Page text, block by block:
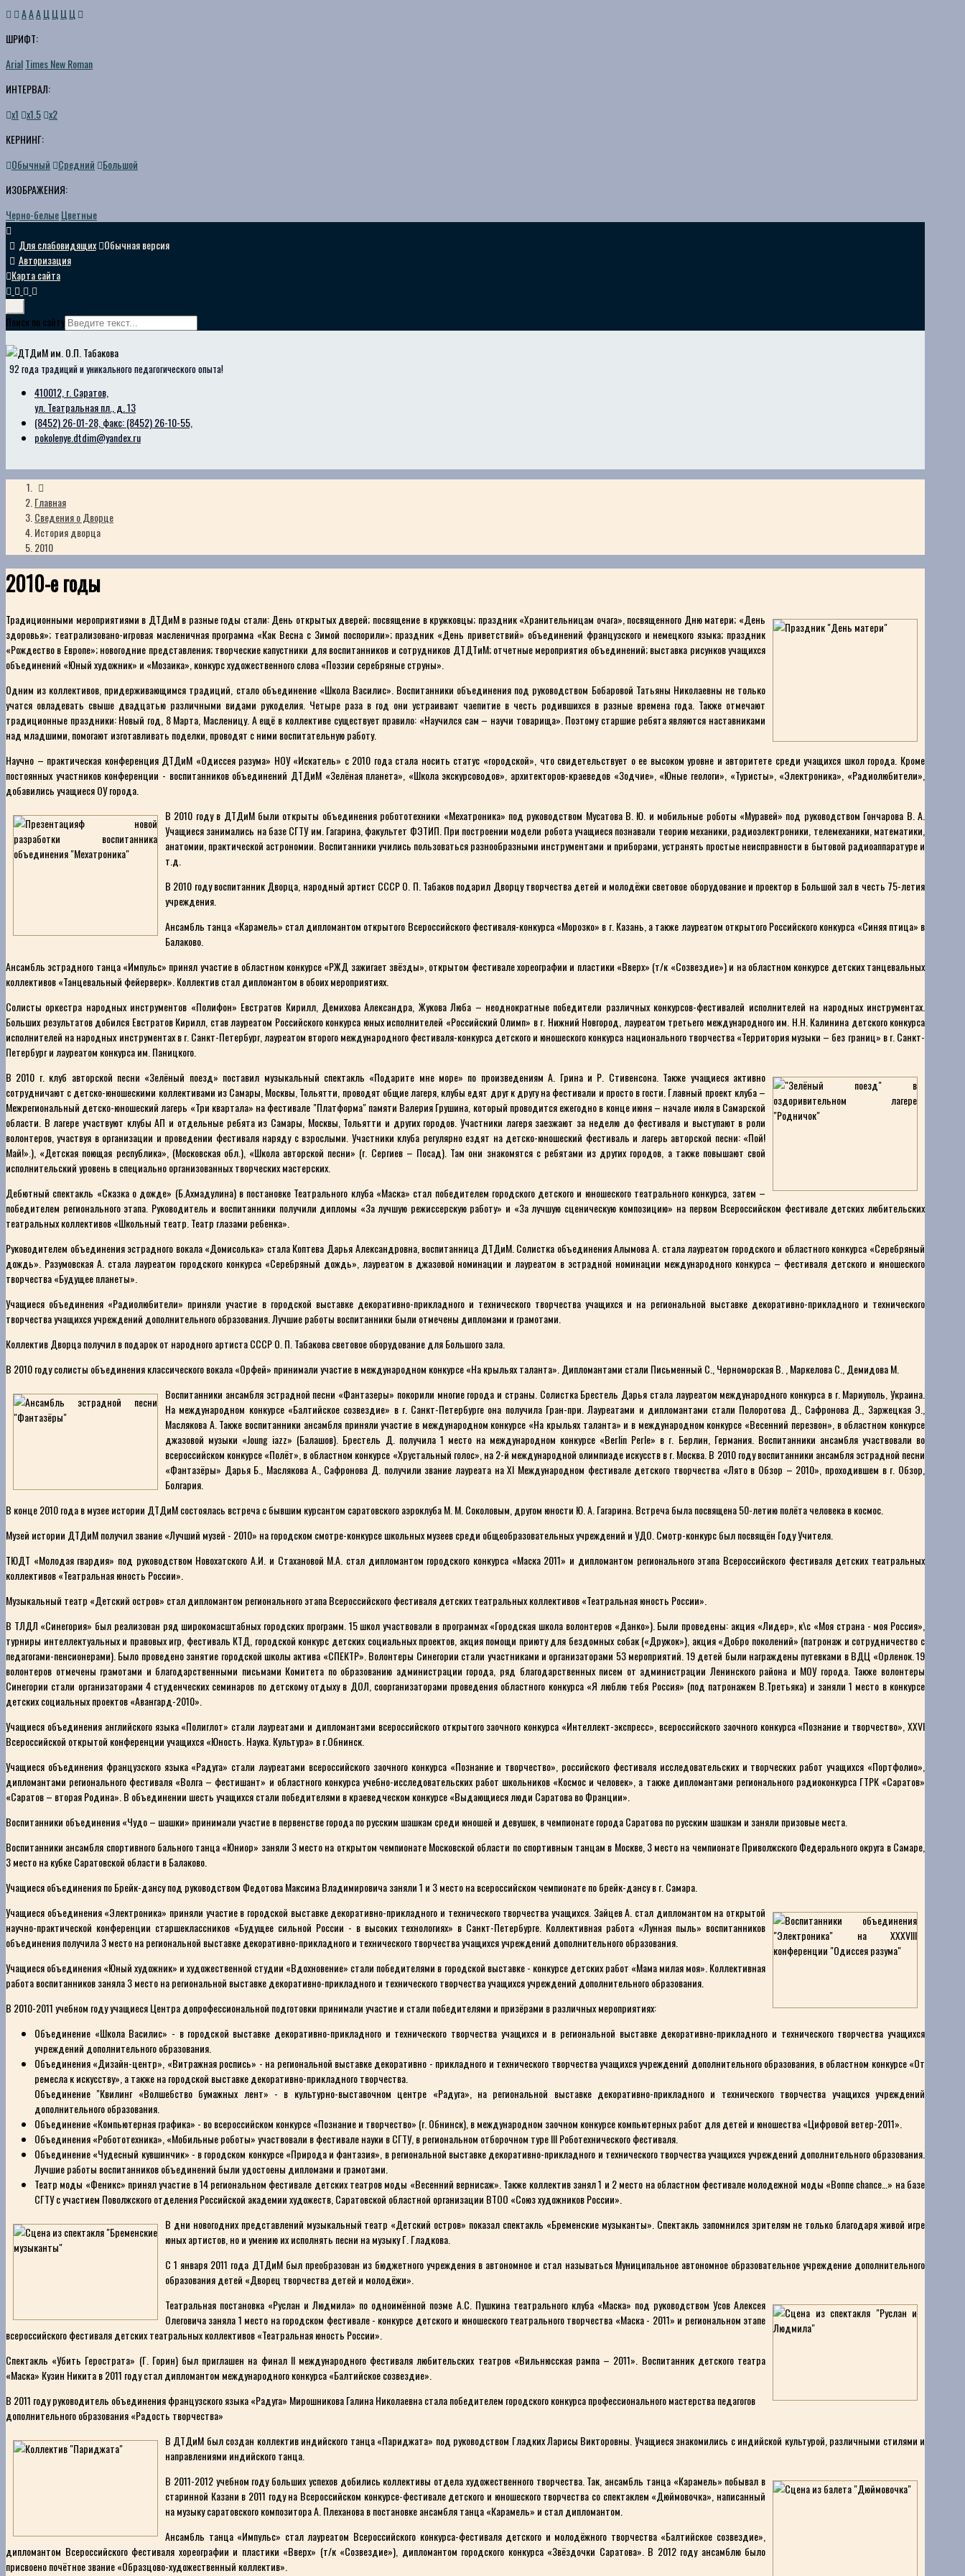
AAAЦ Ц Ц Ц
ШРИФТ:
ArialTimes New Roman
ИНТЕРВАЛ:
х1 х1.5 х2
КЕРНИНГ:
Обычный
Средний
Большой
ИЗОБРАЖЕНИЯ:
Черно-белыеЦветные
Для слабовидящих Обычная версия
Авторизация
Карта сайта
Поиск по сайту
92 года традиций и уникального педагогического опыта!
410012, г. Саратов,
ул. Театральная пл., д. 13
(8452) 26-01-28, факс: (8452) 26-10-55,
pokolenye.dtdim@yandex.ru
Главная
Сведения о Дворце
История дворца
2010
2010-е годы
Традиционными мероприятиями в ДТДиМ в разные годы стали: День открытых дверей; посвящение в кружковцы; праздник «Хранительницам очага», посвященного Дню матери; «День
здоровья»; театрализовано-игровая масленичная программа «Как Весна с Зимой поспорили»; праздник «День приветствий» объединений французского и немецкого языка; праздник
«Рождество в Европе»; новогодние представления; творческие капустники для воспитанников и сотрудников ДТДТиМ; отчетные мероприятия объединений; выставка рисунков учащихся
объединений «Юный художник» и «Мозаика», конкурс художественного слова «Поэзии серебряные струны».
Одним из коллективов, придерживающимся традиций, стало объединение «Школа Василис». Воспитанники объединения под руководством Бобаровой Татьяны Николаевны не только
учатся овладевать свыше двадцатью различными видами рукоделия. Четыре раза в год они устраивают чаепитие в честь родившихся в разные времена года. Также отмечают
традиционные праздники: Новый год, 8 Марта, Масленицу. А ещё в коллективе существует правило: «Научился сам – научи товарища». Поэтому старшие ребята являются наставниками
над младшими, помогают изготавливать поделки, проводят с ними воспитательную работу.
Научно – практическая конференция ДТДиМ «Одиссея разума» НОУ «Искатель» с 2010 года стала носить статус «городской», что свидетельствует о ее высоком уровне и авторитете среди учащихся школ города. Кроме
постоянных участников конференции - воспитанников объединений ДТДиМ «Зелёная планета», «Школа экскурсоводов», архитекторов-краеведов «Зодчие», «Юные геологи», «Туристы», «Электроника», «Радиолюбители»,
добавились учащиеся ОУ города.
В 2010 году в ДТДиМ были открыты объединения робототехники «Мехатроника» под руководством Мусатова В. Ю. и мобильные роботы «Муравей» под руководством Гончарова В. А.
Учащиеся занимались на базе СГТУ им. Гагарина, факультет ФЭТИП. При построении модели робота учащиеся познавали теорию механики, радиоэлектроники, телемеханики, математики,
анатомии, практической астрономии. Воспитанники учились пользоваться разнообразными инструментами и приборами, устранять простые неисправности в бытовой радиоаппаратуре и
т.д.
В 2010 году воспитанник Дворца, народный артист СССР О. П. Табаков подарил Дворцу творчества детей и молодёжи световое оборудование и проектор в Большой зал в честь 75-летия
учреждения.
Ансамбль танца «Карамель» стал дипломантом открытого Всероссийского фестиваля-конкурса «Морозко» в г. Казань, а также лауреатом открытого Российского конкурса «Синяя птица» в
Балаково.
Ансамбль эстрадного танца «Импульс» принял участие в областном конкурсе «РЖД зажигает звёзды», открытом фестивале хореографии и пластики «Вверх» (т/к «Созвездие») и на областном конкурсе детских танцевальных
коллективов «Танцевальный фейерверк». Коллектив стал дипломантом в обоих мероприятиях.
Солисты оркестра народных инструментов «Полифон» Евстратов Кирилл, Демихова Александра, Жукова Люба – неоднократные победители различных конкурсов-фестивалей исполнителей на народных инструментах.
Больших результатов добился Евстратов Кирилл, став лауреатом Российского конкурса юных исполнителей «Российский Олимп» в г. Нижний Новгород, лауреатом третьего международного им. Н.Н. Калинина детского конкурса
исполнителей на народных инструментах в г. Санкт-Петербург, лауреатом второго международного фестиваля-конкурса детского и юношеского конкурса национального творчества «Территория музыки – без границ» в г. Санкт-
Петербург и лауреатом конкурса им. Паницкого.
В 2010 г. клуб авторской песни «Зелёный поезд» поставил музыкальный спектакль «Подарите мне море» по произведениям А. Грина и Р. Стивенсона. Также учащиеся активно
сотрудничают с детско-юношескими коллективами из Самары, Москвы, Тольятти, проводят общие лагеря, клубы едят друг к другу на фестивали и просто в гости. Главный проект клуба –
Межрегиональный детско-юношеский лагерь «Три квартала» на фестивале "Платформа" памяти Валерия Грушина, который проводится ежегодно в конце июня – начале июля в Самарской
области. В лагере участвуют клубы АП и отдельные ребята из Самары, Москвы, Тольятти и других городов. Участники лагеря заезжают за неделю до фестиваля и выступают в роли
волонтеров, участвуя в организации и проведении фестиваля наряду с взрослыми. Участники клуба регулярно ездят на детско-юношеский фестиваль и лагерь авторской песни: «Пой!
Май!».), «Детская поющая республика», (Московская обл.), «Школа авторской песни» (г. Сергиев – Посад). Там они знакомятся с ребятами из других городов, а также повышают свой
исполнительский уровень в специально организованных творческих мастерских.
Дебютный спектакль «Сказка о дожде» (Б.Ахмадулина) в постановке Театрального клуба «Маска» стал победителем городского детского и юношеского театрального конкурса, затем –
победителем регионального этапа. Руководитель и воспитанники получили дипломы «За лучшую режиссерскую работу» и «За лучшую сценическую композицию» на первом Всероссийском фестивале детских любительских
театральных коллективов «Школьный театр. Театр глазами ребенка».
Руководителем объединения эстрадного вокала «Домисолька» стала Коптева Дарья Александровна, воспитанница ДТДиМ. Солистка объединения Алымова А. стала лауреатом городского и областного конкурса «Серебряный
дождь». Разумовская А. стала лауреатом городского конкурса «Серебряный дождь», лауреатом в джазовой номинации и лауреатом в эстрадной номинации международного конкурса – фестиваля детского и юношеского
творчества «Будущее планеты».
Учащиеся объединения «Радиолюбители» приняли участие в городской выставке декоративно-прикладного и технического творчества учащихся и на региональной выставке декоративно-прикладного и технического
творчества учащихся учреждений дополнительного образования. Лучшие работы воспитанники были отмечены дипломами и грамотами.
Коллектив Дворца получил в подарок от народного артиста СССР О. П. Табакова световое оборудование для Большого зала.
В 2010 году солисты объединения классического вокала «Орфей» принимали участие в международном конкурсе «На крыльях таланта». Дипломантами стали Письменный С., Черноморская В. , Маркелова С., Демидова М.
Воспитанники ансамбля эстрадной песни «Фантазеры» покорили многие города и страны. Солистка Брестель Дарья стала лауреатом международного конкурса в г. Мариуполь, Украина.
На международном конкурсе «Балтийское созвездие» в г. Санкт-Петербурге она получила Гран-при. Лауреатами и дипломантами стали Полоротова Д., Сафронова Д., Заржецкая Э.,
Маслякова А. Также воспитанники ансамбля приняли участие в международном конкурсе «На крыльях таланта» и в международном конкурсе «Весенний перезвон», в областном конкурсе
джазовой музыки «Joung iazz» (Балашов). Брестель Д. получила 1 место на международном конкурсе «Berlin Perle» в г. Берлин, Германия. Воспитанники ансамбля участвовали во
всероссийском конкурсе «Полёт», в областном конкурсе «Хрустальный голос», на 2-й международной олимпиаде искусств в г. Москва. В 2010 году воспитанники ансамбля эстрадной песни
«Фантазёры» Дарья Б., Маслякова А., Сафронова Д. получили звание лауреата на XI Международном фестивале детского творчества «Лято в Обзор – 2010», проходившем в г. Обзор,
Болгария.
В конце 2010 года в музее истории ДТДиМ состоялась встреча с бывшим курсантом саратовского аэроклуба М. М. Соколовым, другом юности Ю. А. Гагарина. Встреча была посвящена 50-летию полёта человека в космос.
Музей истории ДТДиМ получил звание «Лучший музей - 2010» на городском смотре-конкурсе школьных музеев среди общеобразовательных учреждений и УДО. Смотр-конкурс был посвящён Году Учителя.
ТЮДТ «Молодая гвардия» под руководством Новохатского А.И. и Стахановой М.А. стал дипломантом городского конкурса «Маска 2011» и дипломантом регионального этапа Всероссийского фестиваля детских театральных
коллективов «Театральная юность России».
Музыкальный театр «Детский остров» стал дипломантом регионального этапа Всероссийского фестиваля детских театральных коллективов «Театральная юность России».
В ТЛДЛ «Синегория» был реализован ряд широкомасштабных городских программ. 15 школ участвовали в программах «Городская школа волонтеров «Данко»). Были проведены: акция «Лидер», к\с «Моя страна - моя Россия»,
турниры интеллектуальных и правовых игр, фестиваль КТД, городской конкурс детских социальных проектов, акция помощи приюту для бездомных собак («Дружок»), акция «Добро поколений» (патронаж и сотрудничество с
педагогами-пенсионерами). Было проведено занятие городской школы актива «СПЕКТР». Волонтеры Синегории стали участниками и организаторами 53 мероприятий. 19 детей были награждены путевками в ВДЦ «Орленок. 19
волонтеров отмечены грамотами и благодарственными письмами Комитета по образованию администрации города, ряд благодарственных писем от администрации Ленинского района и МОУ города. Также волонтеры
Синегории стали организаторами 4 студенческих семинаров по детскому отдыху в ДОЛ, соорганизаторами проведения областного конкурса «Я люблю тебя Россия» (под патронажем В.Третьяка) и заняли 1 место в конкурсе
детских социальных проектов «Авангард-2010».
Учащиеся объединения английского языка «Полиглот» стали лауреатами и дипломантами всероссийского открытого заочного конкурса «Интеллект-экспресс», всероссийского заочного конкурса «Познание и творчество», XXVI
Всероссийской открытой конференции учащихся «Юность. Наука. Культура» в г.Обнинск.
Учащиеся объединения французского языка «Радуга» стали лауреатами всероссийского заочного конкурса «Познание и творчество», российского фестиваля исследовательских и творческих работ учащихся «Портфолио»,
дипломантами регионального фестиваля «Волга – фестишант» и областного конкурса учебно-исследовательских работ школьников «Космос и человек», а также дипломантами регионального радиоконкурса ГТРК «Саратов»
«Саратов – вторая Родина». В объединении шесть учащихся стали победителями в краеведческом конкурсе «Выдающиеся люди Саратова во Франции».
Воспитанники объединения «Чудо – шашки» принимали участие в первенстве города по русским шашкам среди юношей и девушек, в чемпионате города Саратова по русским шашкам и заняли призовые места.
Воспитанники ансамбля спортивного бального танца «Юниор» заняли 3 место на открытом чемпионате Московской области по спортивным танцам в Москве, 3 место на чемпионате Приволжского Федерального округа в Самаре,
3 место на кубке Саратовской области в Балаково.
Учащиеся объединения по Брейк-дансу под руководством Федотова Максима Владимировича заняли 1 и 3 место на всероссийском чемпионате по брейк-дансу в г. Самара.
Учащиеся объединения «Электроника» приняли участие в городской выставке декоративно-прикладного и технического творчества учащихся. Зайцев А. стал дипломантом на открытой
научно-практической конференции старшеклассников «Будущее сильной России - в высоких технологиях» в Санкт-Петербурге. Коллективная работа «Лунная пыль» воспитанников
объединения получила 3 место на региональной выставке декоративно-прикладного и технического творчества учащихся учреждений дополнительного образования.
Учащиеся объединения «Юный художник» и художественной студии «Вдохновение» стали победителями в городской выставке - конкурсе детских работ «Мама милая моя». Коллективная
работа воспитанников заняла 3 место на региональной выставке декоративно-прикладного и технического творчества учащихся учреждений дополнительного образования.
В 2010-2011 учебном году учащиеся Центра допрофессиональной подготовки принимали участие и стали победителями и призёрами в различных мероприятиях:
Объединение «Школа Василис» - в городской выставке декоративно-прикладного и технического творчества учащихся и в региональной выставке декоративно-прикладного и технического творчества учащихся
учреждений дополнительного образования.
Объединения «Дизайн-центр», «Витражная роспись» - на региональной выставке декоративно - прикладного и технического творчества учащихся учреждений дополнительного образования, в областном конкурсе «От
ремесла к искусству», а также на городской выставке декоративно-прикладного творчества.
Объединение "Квилинг «Волшебство бумажных лент» - в культурно-выставочном центре «Радуга», на региональной выставке декоративно-прикладного и технического творчества учащихся учреждений
дополнительного образования.
Объединение «Компьютерная графика» - во всероссийском конкурсе «Познание и творчество» (г. Обнинск), в международном заочном конкурсе компьютерных работ для детей и юношества «Цифровой ветер-2011».
Объединения «Робототехника», «Мобильные роботы» участвовали в фестивале науки в СГТУ, в региональном отборочном туре III Роботехнического фестиваля.
Объединение «Чудесный кувшинчик» - в городском конкурсе «Природа и фантазия», в региональной выставке декоративно-прикладного и технического творчества учащихся учреждений дополнительного образования.
Лучшие работы воспитанников объединений были удостоены дипломами и грамотами.
Театр моды «Феникс» принял участие в 14 региональном фестивале детских театров моды «Весенний вернисаж». Также коллектив занял 1 и 2 место на областном фестивале молодежной моды «Bonne chance…» на базе
СГТУ с участием Поволжского отделения Российской академии художеств, Саратовской областной организации ВТОО «Союз художников России».
В дни новогодних представлений музыкальный театр «Детский остров» показал спектакль «Бременские музыканты». Спектакль запомнился зрителям не только благодаря живой игре
юных артистов, но и умению их исполнять песни на музыку Г. Гладкова.
С 1 января 2011 года ДТДиМ был преобразован из бюджетного учреждения в автономное и стал называться Муниципальное автономное образовательное учреждение дополнительного
образования детей «Дворец творчества детей и молодёжи».
Театральная постановка «Руслан и Людмила» по одноимённой поэме А.С. Пушкина театрального клуба «Маска» под руководством Усов Алексея
Олеговича заняла 1 место на городском фестивале - конкурсе детского и юношеского театрального творчества «Маска - 2011» и региональном этапе
всероссийского фестиваля детских театральных коллективов «Театральная юность России».
Спектакль «Убить Герострата» (Г. Горин) был приглашен на финал II международного фестиваля любительских театров «Вильнюсская рампа – 2011». Воспитанник детского театра
«Маска» Кузин Никита в 2011 году стал дипломантом международного конкурса «Балтийское созвездие».
В 2011 году руководитель объединения французского языка «Радуга» Мирошникова Галина Николаевна стала победителем городского конкурса профессионального мастерства педагогов
дополнительного образования «Радость творчества»
В ДТДиМ был создан коллектив индийского танца «Париджата» под руководством Гладких Ларисы Викторовны. Учащиеся знакомились с индийской культурой, различными стилями и
направлениями индийского танца.
В 2011-2012 учебном году больших успехов добились коллективы отдела художественного творчества. Так, ансамбль танца «Карамель» побывал в
старинной Казани в 2011 году на Всероссийском конкурсе-фестивале детского и юношеского творчества со спектаклем «Дюймовочка», написанный
на музыку саратовского композитора А. Плеханова в постановке ансамбля танца «Карамель» и стал дипломантом.
Ансамбль танца «Импульс» стал лауреатом Всероссийского конкурса-фестиваля детского и молодёжного творчества «Балтийское созвездие»,
дипломантом Всероссийского фестиваля хореографии и пластики «Вверх» (т/к «Созвездие»), дипломантом городского конкурса «Звёздочки Саратова». В 2012 году ансамблю было
присвоено почётное звание «Образцово-художественный коллектив».